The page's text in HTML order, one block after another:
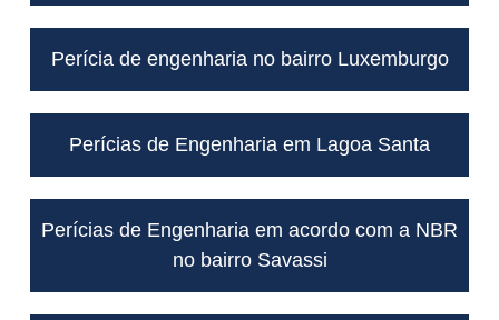
Perícia de engenharia no bairro Luxemburgo
Perícias de Engenharia em Lagoa Santa
Perícias de Engenharia em acordo com a NBR
no bairro Savassi